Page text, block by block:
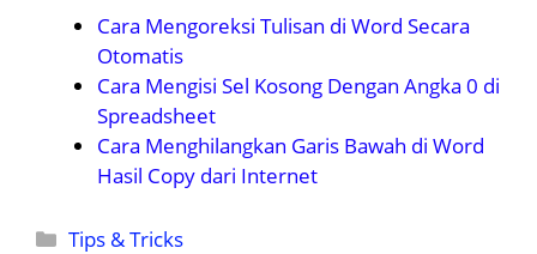
Cara Mengoreksi Tulisan di Word Secara
Otomatis
Cara Mengisi Sel Kosong Dengan Angka 0 di
Spreadsheet
Cara Menghilangkan Garis Bawah di Word
Hasil Copy dari Internet
Kategori
Tips & Tricks